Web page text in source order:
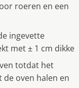
roeren en een
ingevette
met ± 1 cm dikke
totdat het
de oven halen en